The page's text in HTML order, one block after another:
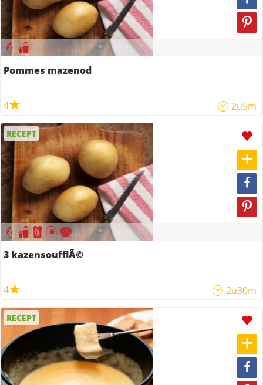
Pommes mazenod
4 2u5m
RECEPT
3 kazensoufflÃ©
4 2u30m
RECEPT